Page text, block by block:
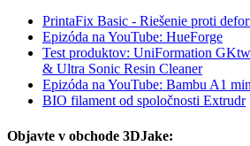
PrintaFix Basic - Riešenie proti
Epizóda na YouTube: HueForge
Test produktov: UniFormation
& Ultra Sonic Resin Cleaner
Epizóda na YouTube: Bambu A1
BIO filament od spoločnosti Extrudr
Objavte v obchode 3DJake: